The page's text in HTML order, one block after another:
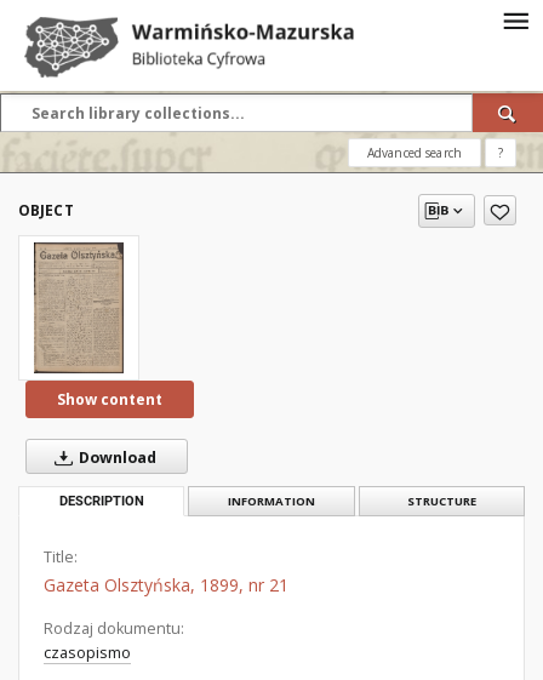
Advanced search ?
OBJECT
Show content
Download
DESCRIPTION INFORMATION STRUCTURE
Title:
Gazeta Olsztyńska, 1899, nr 21
Rodzaj dokumentu:
czasopismo